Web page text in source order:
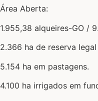
Área Aberta:
1.955,38 alqueires-GO /
2.366 ha de reserva legal
5.154 ha em pastagens.
4.100 ha irrigados em